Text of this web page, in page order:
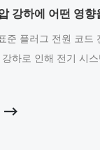
강하에 어떤 영향
준 플러그 전원 코드
하로 인해 전기 시